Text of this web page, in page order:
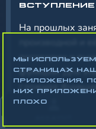
ВСТУПЛЕНИЕ
На прошлых
поговорим о
функции. Для
сложная
конкретные
МЫ
СТРАНИЦАХ
ПРИЛОЖЕНИЯ,
НИХ
ПЛОХО